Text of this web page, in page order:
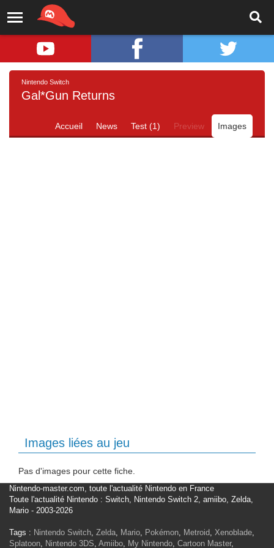
Nintendo Switch
Gal*Gun Returns
Accueil News Test (1) Preview Images
Images liées au jeu
Pas d'images pour cette fiche.
Nintendo-master.com, toute l'actualité Nintendo en France
Toute l'actualité Nintendo : Switch, Nintendo Switch 2, amiibo, Zelda,
Mario - 2003-2026
Tags : Nintendo Switch, Zelda, Mario, Pokémon, Metroid, Xenoblade,
Splatoon, Nintendo 3DS, Amiibo, My Nintendo, Cartoon Master,